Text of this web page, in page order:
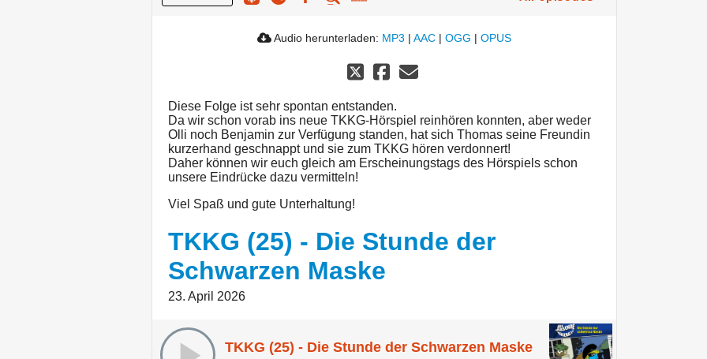
Audio herunterladen: MP3 | AAC | OGG | OPUS
Diese Folge ist sehr spontan entstanden.
Da wir schon vorab ins neue TKKG-Hörspiel reinhören konnten, aber weder
Olli noch Benjamin zur Verfügung standen, hat sich Thomas seine Freundin
kurzerhand geschnappt und sie zum TKKG hören verdonnert!
Daher können wir euch gleich am Erscheinungstags des Hörspiels schon
unsere Eindrücke dazu vermitteln!
Viel Spaß und gute Unterhaltung!
TKKG (25) - Die Stunde der
Schwarzen Maske
23. April 2026
TKKG (25) - Die Stunde der Schwarzen Maske